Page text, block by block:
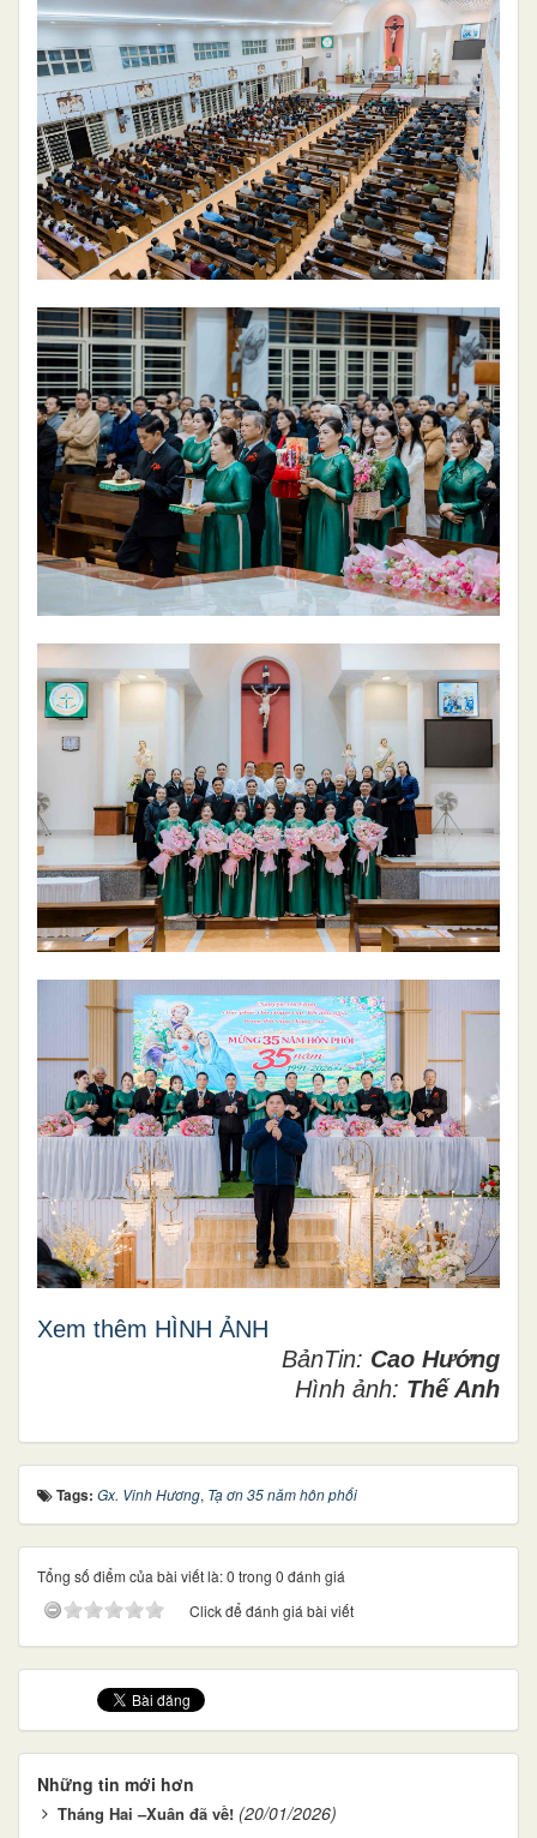
Xem thêm HÌNH ẢNH
BảnTin: Cao Hướng
Hình ảnh: Thế Anh
Tags: Gx. Vinh Hương, Tạ ơn 35 năm hôn phối
Tổng số điểm của bài viết là: 0 trong 0 đánh giá
Click để đánh giá bài viết
Những tin mới hơn
Tháng Hai –Xuân đã về! (20/01/2026)